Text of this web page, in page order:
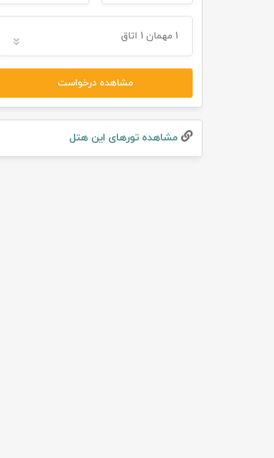
1 مهمان 1 اتاق
مشاهده درخواست
مشاهده تور‌های این هتل